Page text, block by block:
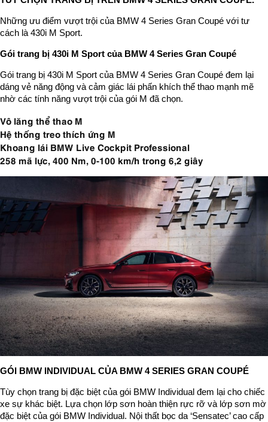
Những ưu điểm vượt trội của BMW 4 Series Gran Coupé với tư
cách là 430i M Sport.
Gói trang bị 430i M Sport của BMW 4 Series Gran Coupé
Gói trang bị 430i M Sport của BMW 4 Series Gran Coupé đem lại
dáng vẻ năng động và cảm giác lái phấn khích thể thao mạnh mẽ
nhờ các tính năng vượt trội của gói M đã chọn.
Vô lăng thể thao M
Hệ thống treo thích ứng M
Khoang lái BMW Live Cockpit Professional
258 mã lực, 400 Nm, 0-100 km/h trong 6,2 giây
GÓI BMW INDIVIDUAL CỦA BMW 4 SERIES GRAN COUPÉ
Tùy chọn trang bị đặc biệt của gói BMW Individual đem lại cho chiếc
xe sự khác biệt. Lựa chọn lớp sơn hoàn thiện rực rỡ và lớp sơn mờ
đặc biệt của gói BMW Individual. Nội thất bọc da ‘Sensatec’ cao cấp